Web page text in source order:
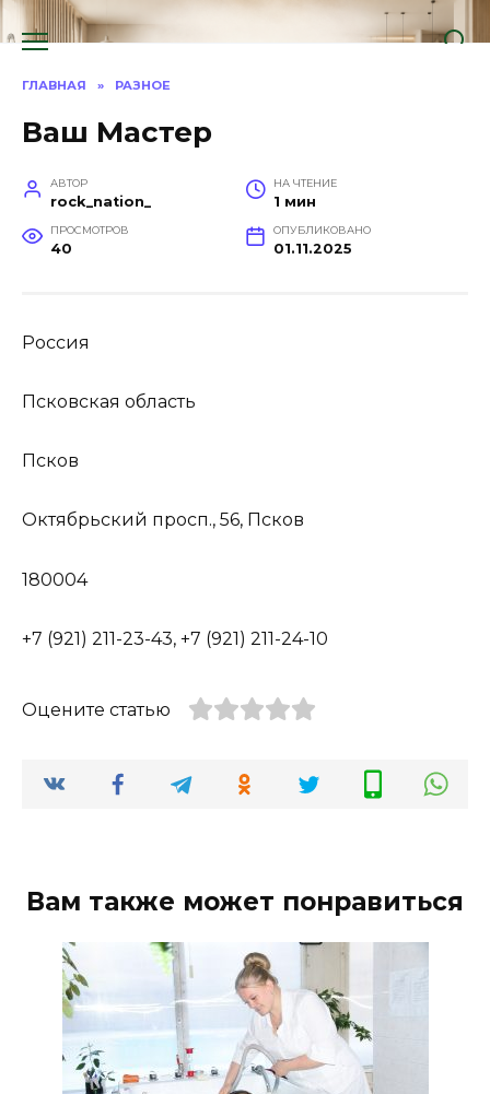
Перейти
к
ГЛАВНАЯ » РАЗНОЕ
Ваш Мастер
АВТОР
rock_nation_
НА ЧТЕНИЕ
1 мин
ПРОСМОТРОВ
40
ОПУБЛИКОВАНО
01.11.2025
Россия
Псковская область
Псков
Октябрьский просп., 56, Псков
180004
+7 (921) 211-23-43, +7 (921) 211-24-10
Оцените статью
Вам также может понравиться